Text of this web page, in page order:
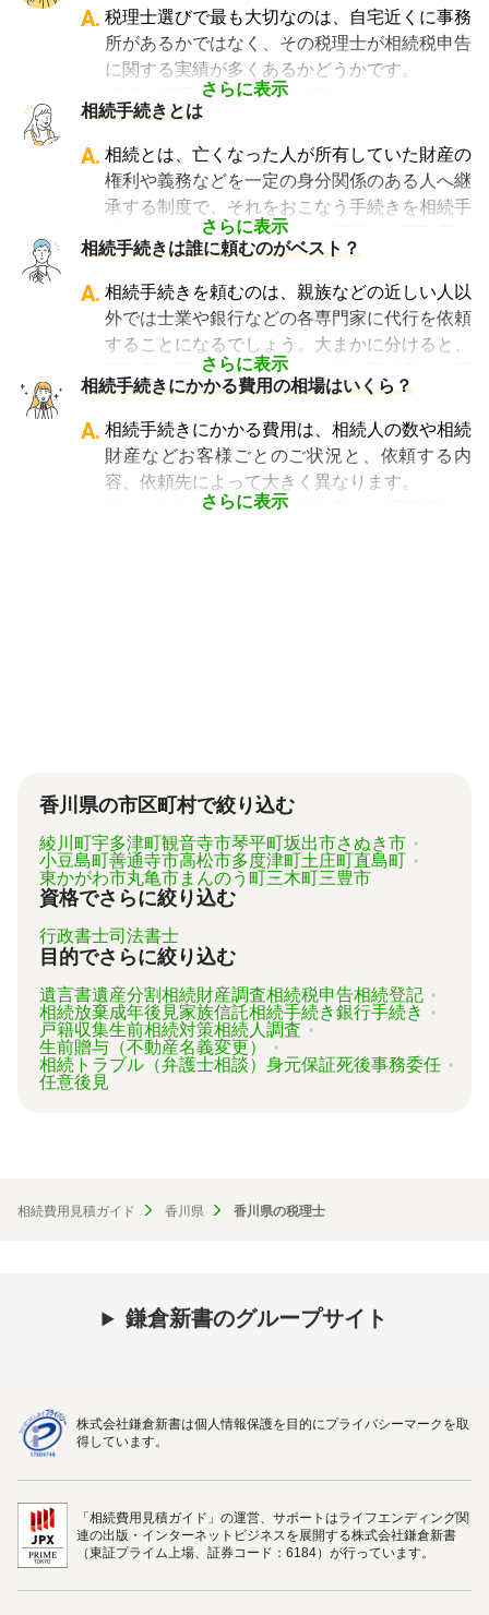
相談料については、初回のみ無料・30分以内
無料・30分から1時間あたり数千円の費用がか
かる、などさまざまです。
なお相続税の申告期限ギリギリに依頼をする
と、特急料金が上乗せされるため、注意が必要
です。
「相続費用見積ガイド」では、 相続税申告に強
い税理士に、無料で一括見積依頼が可能です 。
ご自身の状況ではいくら費用がかかるのか、ま
ずは見積を取り寄せてみましょう。
さらに表示
A. 税理士選びで最も大切なのは、自宅近くに事務
所があるかではなく、その税理士が相続税申告
に関する実績が多くあるかどうかです。
相続は税理士試験の必修科目でないことから、
資格試験を取る時に選択していない税理士にと
っては全くの専門外となります。
そのため相続税を専門に扱う税理士事務所や、
相続税申告の経験が豊富な税理士事務所を選ぶ
ことが、節税の面でもスムーズな手続きの面で
も大変重要になります。
なお、自宅から離れた場所にある事務所であっ
ても、相続税申告の対応は可能です。
「相続費用見積ガイド」では、相続税申告に強
い税理士を多数掲載しており、無料で一括見積
依頼が可能です。ぜひご利用ください。
相続手続きとは
さらに表示
A. 相続とは、亡くなった人が所有していた財産の
権利や義務などを一定の身分関係のある人へ継
承する制度で、それをおこなう手続きを相続手
続きといいます。具体的には預貯金や不動産、
借金なども含めた亡くなった人の財産を配偶者
や子どもなどの相続人に引き継ぐ手続きのこと
です。相続手続きが大変と言われるのは、その
複雑さや手続きの多さにあります。加えて役所
や銀行などに出向くことも多いことから時間も
手間もかかります。専門家に任せればそういっ
た煩わしさを大幅に減らすことができます。
相続手続きは誰に頼むのがベスト？
さらに表示
A. 相続手続きを頼むのは、親族などの近しい人以
外では士業や銀行などの各専門家に代行を依頼
することになるでしょう。大まかに分けると、
不動産に関する相続手続き全般は司法書士、戸
籍謄本の収集、預貯金口座・車などの名義変更
手続きを任せたい場合は行政書士、相続税申告
や節税対策の検討は税理士、相続人の間で争い
やトラブルになっている場合は弁護士というよ
うに状況別に頼むのがベストです。
相続手続きにかかる費用の相場はいくら？
さらに表示
A. 相続手続きにかかる費用は、相続人の数や相続
財産などお客様ごとのご状況と、依頼する内
容、依頼先によって大きく異なります。
例えば参考価格として、行政書士に戸籍収集を
ずは見積を取り寄せてみましょう。
香川県の市区町村で絞り込む
綾川町宇多津町観音寺市琴平町坂出市さぬき市
小豆島町善通寺市高松市多度津町土庄町直島町
東かがわ市丸亀市まんのう町三木町三豊市
資格でさらに絞り込む
行政書士司法書士
目的でさらに絞り込む
遺言書遺産分割相続財産調査相続税申告相続登記
相続放棄成年後見家族信託相続手続き銀行手続き
戸籍収集生前相続対策相続人調査
生前贈与（不動産名義変更）
相続トラブル（弁護士相談） 身元保証死後事務委任
任意後見
相続費用見積ガイド 香川県 香川県の税理士
鎌倉新書のグループサイト
株式会社鎌倉新書は個人情報保護を目的にプライバシーマークを取
得しています。
「相続費用見積ガイド」の運営、サポートはライフエンディング関
連の出版・インターネットビジネスを展開する株式会社鎌倉新書
（東証プライム上場、証券コード：6184）が行っています。